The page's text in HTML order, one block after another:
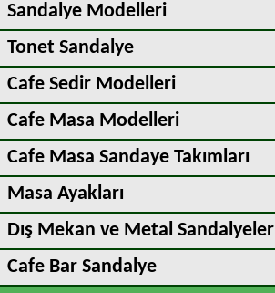
Sandalye Modelleri
Tonet Sandalye
Cafe Sedir Modelleri
Cafe Masa Modelleri
Cafe Masa Sandaye Takımları
Masa Ayakları
Dış Mekan ve Metal Sandalyeler
Cafe Bar Sandalye